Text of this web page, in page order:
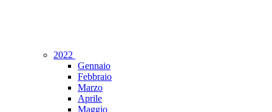
2022
Gennaio
Febbraio
Marzo
Aprile
Maggio